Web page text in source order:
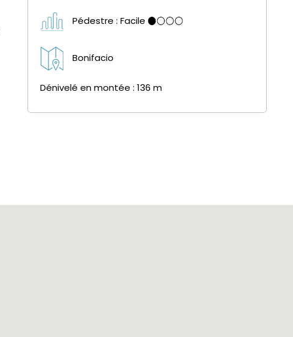
Pédestre : Facile
Bonifacio
Dénivelé en montée : 136 m